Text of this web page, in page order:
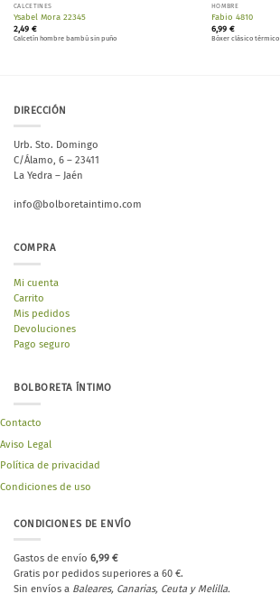
CALCETINES
Ysabel Mora 22345
2,49 €
Calcetín hombre bambú sin puño
HOMBRE
Fabio 4810
6,99 €
Bóxer clásico térmico
DIRECCIÓN
Urb. Sto. Domingo
C/Álamo, 6 – 23411
La Yedra – Jaén
info@bolboretaintimo.com
COMPRA
Mi cuenta
Carrito
Mis pedidos
Devoluciones
Pago seguro
BOLBORETA ÍNTIMO
Contacto
Aviso Legal
Política de privacidad
Condiciones de uso
CONDICIONES DE ENVÍO
Gastos de envío 6,99 €
Gratis por pedidos superiores a 60 €.
Sin envíos a Baleares, Canarias, Ceuta y Melilla.